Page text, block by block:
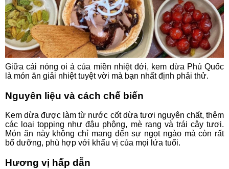
Giữa cái nóng oi ả của miền nhiệt đới, kem dừa Phú Quốc
là món ăn giải nhiệt tuyệt vời mà bạn nhất định phải thử.
Nguyên liệu và cách chế biến
Kem dừa được làm từ nước cốt dừa tươi nguyên chất, thêm
các loại topping như đậu phộng, mè rang và trái cây tươi.
Món ăn này không chỉ mang đến sự ngọt ngào mà còn rất
bổ dưỡng, phù hợp với khẩu vị của mọi lứa tuổi.
Hương vị hấp dẫn